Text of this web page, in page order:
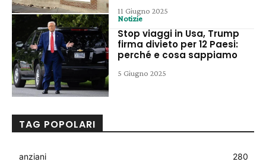
11 Giugno 2025
Notizie
Stop viaggi in Usa, Trump
firma divieto per 12 Paesi:
perché e cosa sappiamo
5 Giugno 2025
TAG POPOLARI
anziani
280